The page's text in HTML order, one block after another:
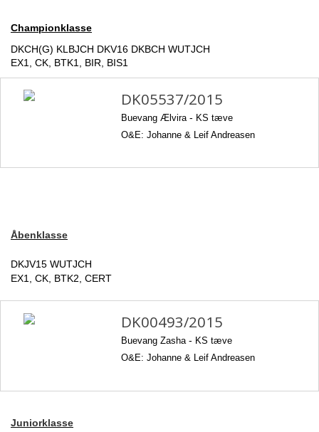
Championklasse
DKCH(G) KLBJCH DKV16 DKBCH WUTJCH
EX1, CK, BTK1, BIR, BIS1
DK05537/2015
Buevang Ælvira - KS tæve
O&E: Johanne & Leif Andreasen
Åbenklasse
DKJV15 WUTJCH
EX1, CK, BTK2, CERT
DK00493/2015
Buevang Zasha - KS tæve
O&E: Johanne & Leif Andreasen
Juniorklasse